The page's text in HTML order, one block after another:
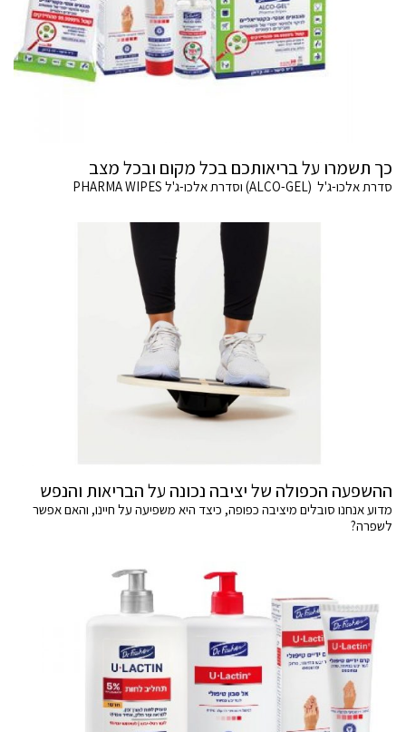
כך תשמרו על בריאותכם בכל מקום ובכל מצב
סדרת אלכו-ג'ל (ALCO-GEL) וסדרת אלכו-ג'ל PHARMA WIPES
ההשפעה הכפולה של יציבה נכונה על הבריאות והנפש
מדוע אנחנו סובלים מיציבה כפופה, כיצד היא משפיעה על חיינו, והאם אפשר
לשפרה?